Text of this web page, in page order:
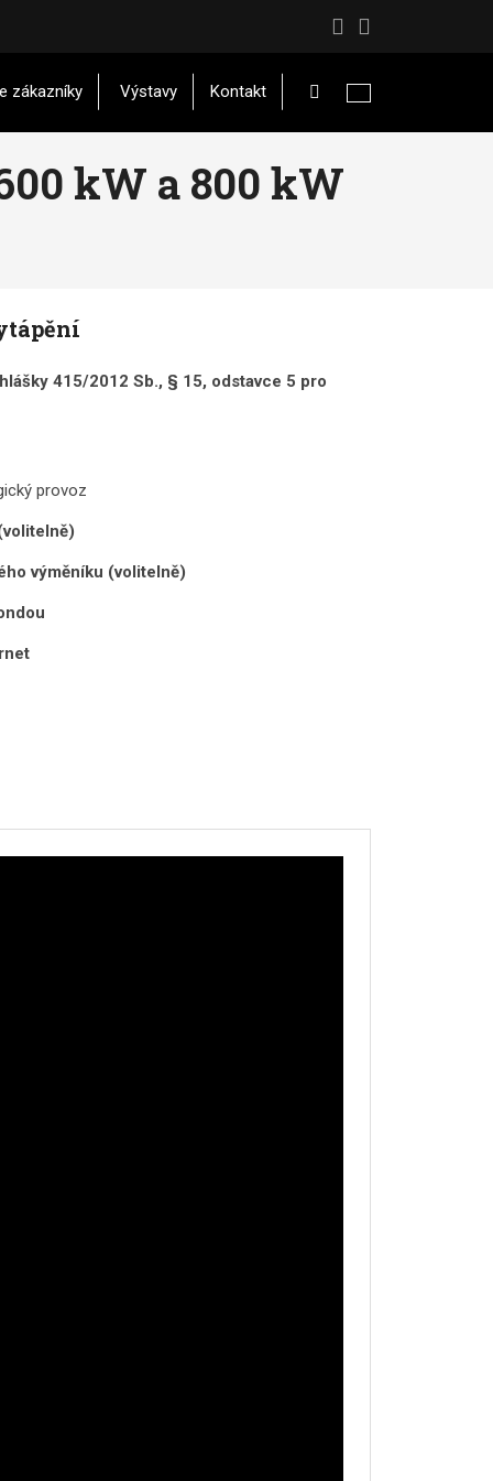
zákazníky Výstavy Kontakt Vyhledávání
kW a 800 kW
415/2012 Sb., § 15, odstavce 5 pro
provoz
výměníku (volitelně)